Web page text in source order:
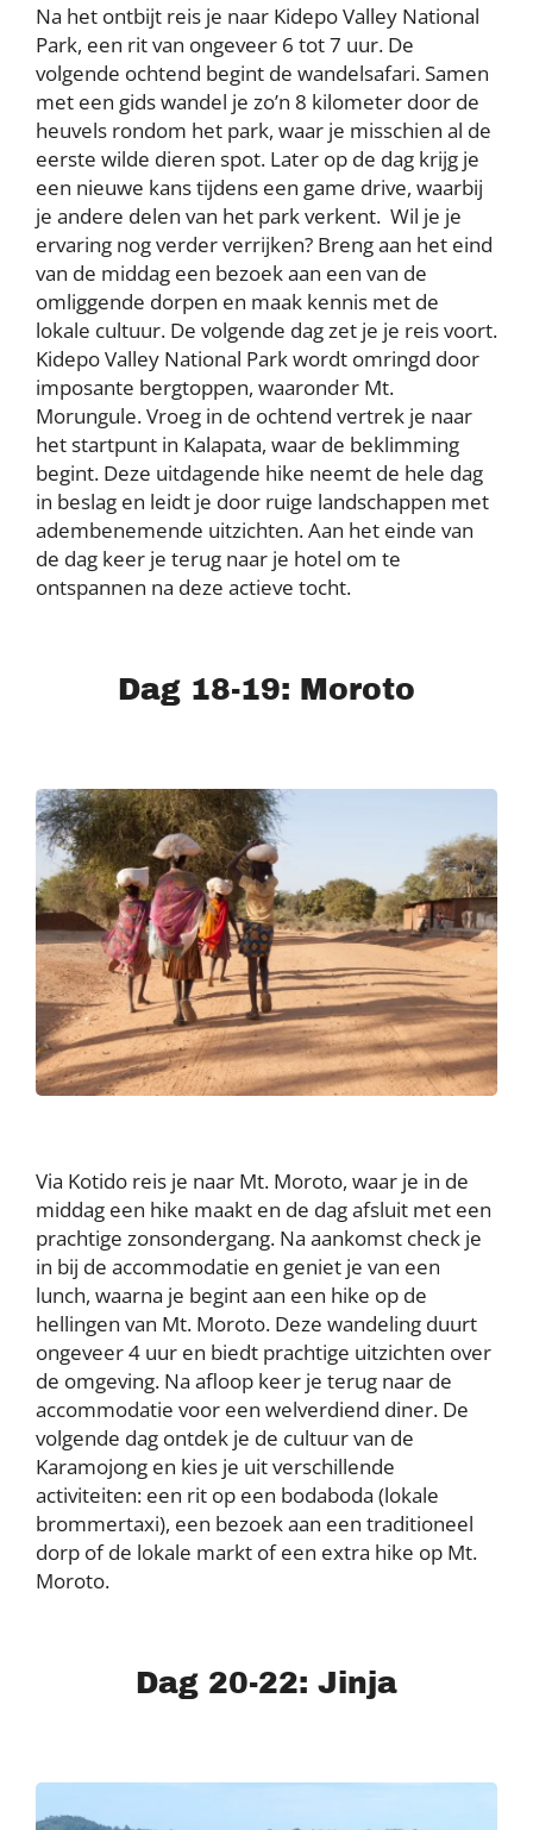
Na het ontbijt reis je naar Kidepo Valley National
Park, een rit van ongeveer 6 tot 7 uur. De
volgende ochtend begint de wandelsafari. Samen
met een gids wandel je zo’n 8 kilometer door de
heuvels rondom het park, waar je misschien al de
eerste wilde dieren spot. Later op de dag krijg je
een nieuwe kans tijdens een game drive, waarbij
je andere delen van het park verkent. Wil je je
ervaring nog verder verrijken? Breng aan het eind
van de middag een bezoek aan een van de
omliggende dorpen en maak kennis met de
lokale cultuur. De volgende dag zet je je reis voort.
Kidepo Valley National Park wordt omringd door
imposante bergtoppen, waaronder Mt.
Morungule. Vroeg in de ochtend vertrek je naar
het startpunt in Kalapata, waar de beklimming
begint. Deze uitdagende hike neemt de hele dag
in beslag en leidt je door ruige landschappen met
adembenemende uitzichten. Aan het einde van
de dag keer je terug naar je hotel om te
ontspannen na deze actieve tocht.
Dag 18-19: Moroto
Via Kotido reis je naar Mt. Moroto, waar je in de
middag een hike maakt en de dag afsluit met een
prachtige zonsondergang. Na aankomst check je
in bij de accommodatie en geniet je van een
lunch, waarna je begint aan een hike op de
hellingen van Mt. Moroto. Deze wandeling duurt
ongeveer 4 uur en biedt prachtige uitzichten over
de omgeving. Na afloop keer je terug naar de
accommodatie voor een welverdiend diner. De
volgende dag ontdek je de cultuur van de
Karamojong en kies je uit verschillende
activiteiten: een rit op een bodaboda (lokale
brommertaxi), een bezoek aan een traditioneel
dorp of de lokale markt of een extra hike op Mt.
Moroto.
Dag 20-22: Jinja